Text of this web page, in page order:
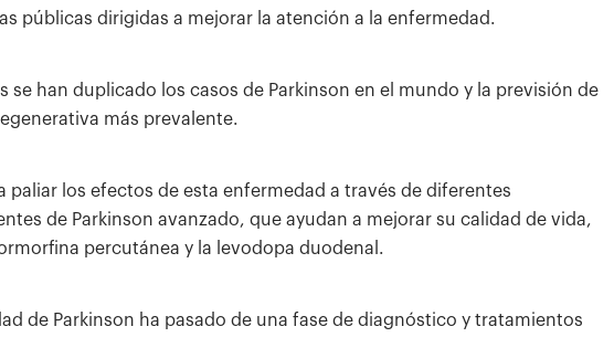
públicas dirigidas a mejorar la atención a la enfermedad.
se han duplicado los casos de Parkinson en el mundo y la previsión de
más prevalente.
paliar los efectos de esta enfermedad a través de diferentes
de Parkinson avanzado, que ayudan a mejorar su calidad de vida,
percutánea y la levodopa duodenal.
de Parkinson ha pasado de una fase de diagnóstico y tratamientos